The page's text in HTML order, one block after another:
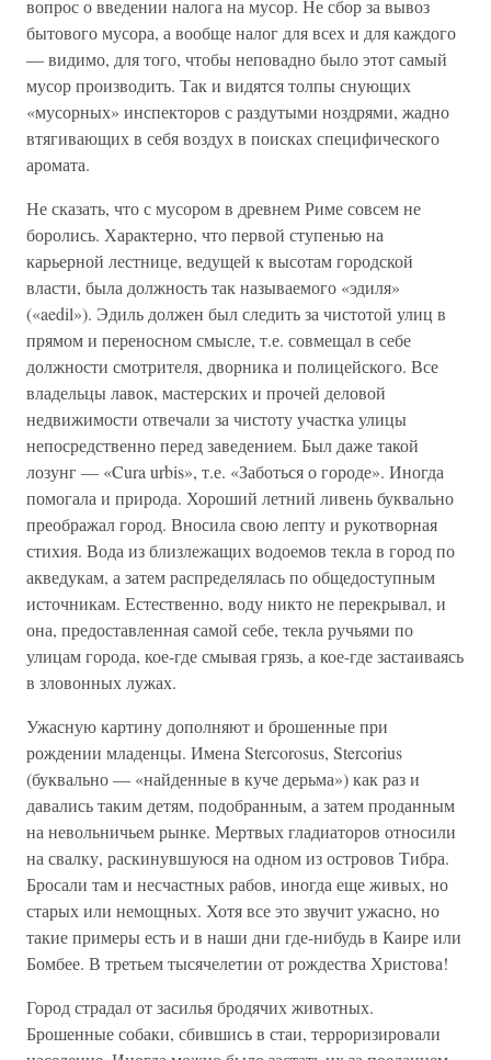
вопрос о введении налога на мусор. Не сбор за вывоз
бытового мусора, а вообще налог для всех и для каждого
— видимо, для того, чтобы неповадно было этот самый
мусор производить. Так и видятся толпы снующих
«мусорных» инспекторов с раздутыми ноздрями, жадно
втягивающих в себя воздух в поисках специфического
аромата.
Не сказать, что с мусором в древнем Риме совсем не
боролись. Характерно, что первой ступенью на
карьерной лестнице, ведущей к высотам городской
власти, была должность так называемого «эдиля»
(«aedil»). Эдиль должен был следить за чистотой улиц в
прямом и переносном смысле, т.е. совмещал в себе
должности смотрителя, дворника и полицейского. Все
владельцы лавок, мастерских и прочей деловой
недвижимости отвечали за чистоту участка улицы
непосредственно перед заведением. Был даже такой
лозунг — «Cura urbis», т.е. «Заботься о городе». Иногда
помогала и природа. Хороший летний ливень буквально
преображал город. Вносила свою лепту и рукотворная
стихия. Вода из близлежащих водоемов текла в город по
акведукам, а затем распределялась по общедоступным
источникам. Естественно, воду никто не перекрывал, и
она, предоставленная самой себе, текла ручьями по
улицам города, кое-где смывая грязь, а кое-где застаиваясь
в зловонных лужах.
Ужасную картину дополняют и брошенные при
рождении младенцы. Имена Stercorosus, Stercorius
(буквально — «найденные в куче дерьма») как раз и
давались таким детям, подобранным, а затем проданным
на невольничьем рынке. Мертвых гладиаторов относили
на свалку, раскинувшуюся на одном из островов Тибра.
Бросали там и несчастных рабов, иногда еще живых, но
старых или немощных. Хотя все это звучит ужасно, но
такие примеры есть и в наши дни где-нибудь в Каире или
Бомбее. В третьем тысячелетии от рождества Христова!
Город страдал от засилья бродячих животных.
Брошенные собаки, сбившись в стаи, терроризировали